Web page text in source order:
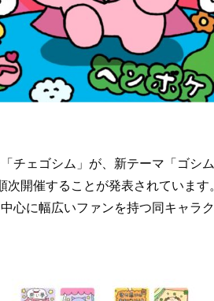
チェゴシム」が、新テーマ「ゴシ
次開催することが発表されていま
心に幅広いファンを持つ同キャラ